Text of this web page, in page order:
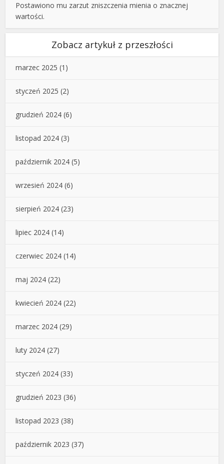
Postawiono mu zarzut zniszczenia mienia o znacznej
wartości.
Zobacz artykuł z przeszłości
marzec 2025 (1)
styczeń 2025 (2)
grudzień 2024 (6)
listopad 2024 (3)
październik 2024 (5)
wrzesień 2024 (6)
sierpień 2024 (23)
lipiec 2024 (14)
czerwiec 2024 (14)
maj 2024 (22)
kwiecień 2024 (22)
marzec 2024 (29)
luty 2024 (27)
styczeń 2024 (33)
grudzień 2023 (36)
listopad 2023 (38)
październik 2023 (37)